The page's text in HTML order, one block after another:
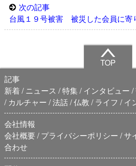
次の記事
台風１９号被害 被災した会員に寄
TOP
記事
新着
ニュース 特集 インタビュー
カルチャー 法話 仏教 ライフ
イ
会社情報
会社概要 プライバシーポリシー サ
合わせ